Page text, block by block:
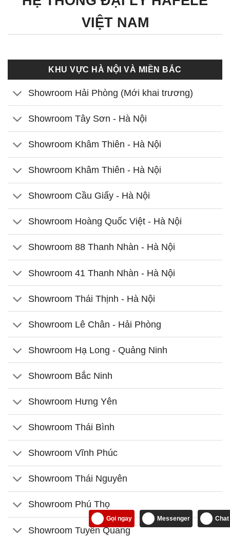
VIỆT NAM
KHU VỰC HÀ NỘI VÀ MIỀN BẮC
Showroom Hải Phòng (Mới khai trương)
Showroom Tây Sơn - Hà Nội
Showroom Khâm Thiên - Hà Nội
Showroom Khâm Thiên - Hà Nội
Showroom Cầu Giấy - Hà Nội
Showroom Hoàng Quốc Việt - Hà Nội
Showroom 88 Thanh Nhàn - Hà Nội
Showroom 41 Thanh Nhàn - Hà Nội
Showroom Thái Thịnh - Hà Nội
Showroom Lê Chân - Hải Phòng
Showroom Hạ Long - Quảng Ninh
Showroom Bắc Ninh
Showroom Hưng Yên
Showroom Thái Bình
Showroom Vĩnh Phúc
Showroom Thái Nguyên
Showroom Phú Thọ
Showroom Tuyên Quang
Gọi ngay Messenger